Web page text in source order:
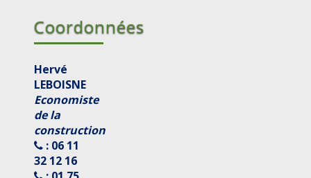
Coordonnées
Hervé
LEBOISNE
Economiste
de la
construction
: 06 11
32 12 16